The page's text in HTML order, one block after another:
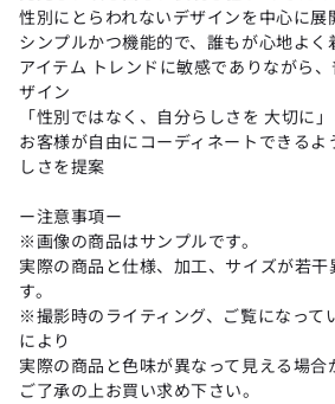
性別にとらわれないデザインを中心に展
シンプルかつ機能的で、誰もが心地よく
アイテム トレンドに敏感でありながら
ザイン
「性別ではなく、自分らしさを 大切に
お客様が自由にコーディネートできる
しさを提案
ー注意事項ー
※画像の商品はサンプルです。
実際の商品と仕様、加工、サイズが若
す。
※撮影時のライティング、ご覧になって
により
実際の商品と色味が異なって見える場合
ご了承の上お買い求め下さい。